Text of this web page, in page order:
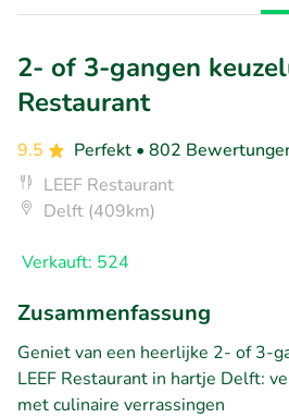
2- of 3-gangen
Restaurant
9.5 Perfekt • 802
LEEF Restaurant
Delft (409km)
Verkauft: 524
Zusammenfassung
Geniet van een heerlijke 2- of 3-
LEEF Restaurant in hartje Delft:
met culinaire verrassingen